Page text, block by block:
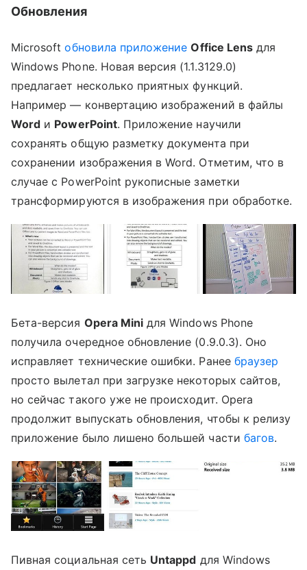
Обновления
Microsoftобновила приложение Office Lens для
Windows Phone. Новая версия (1.1.3129.0)
предлагает несколько приятных функций.
Например — конвертацию изображений в файлы
Word и PowerPoint. Приложение научили
сохранять общую разметку документа при
сохранении изображения в Word. Отметим, что в
случае с PowerPoint рукописные заметки
трансформируются в изображения при обработке.
Бета-версия Opera Mini для Windows Phone
получила очередное обновление (0.9.0.3). Оно
исправляет технические ошибки. Ранее браузер
просто вылетал при загрузке некоторых сайтов,
но сейчас такого уже не происходит. Opera
продолжит выпускать обновления, чтобы к релизу
приложение было лишено большей части багов.
Пивная социальная сеть Untappd для Windows